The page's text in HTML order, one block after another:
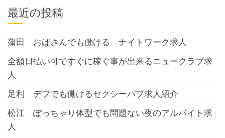
最近の投稿
蒲田 おばさんでも働ける ナイトワーク求人
全額日払い可ですぐに稼ぐ事が出来るニュークラブ求
人
足利 デブでも働けるセクシーパブ求人紹介
松江 ぽっちゃり体型でも問題ない夜のアルバイト求
人